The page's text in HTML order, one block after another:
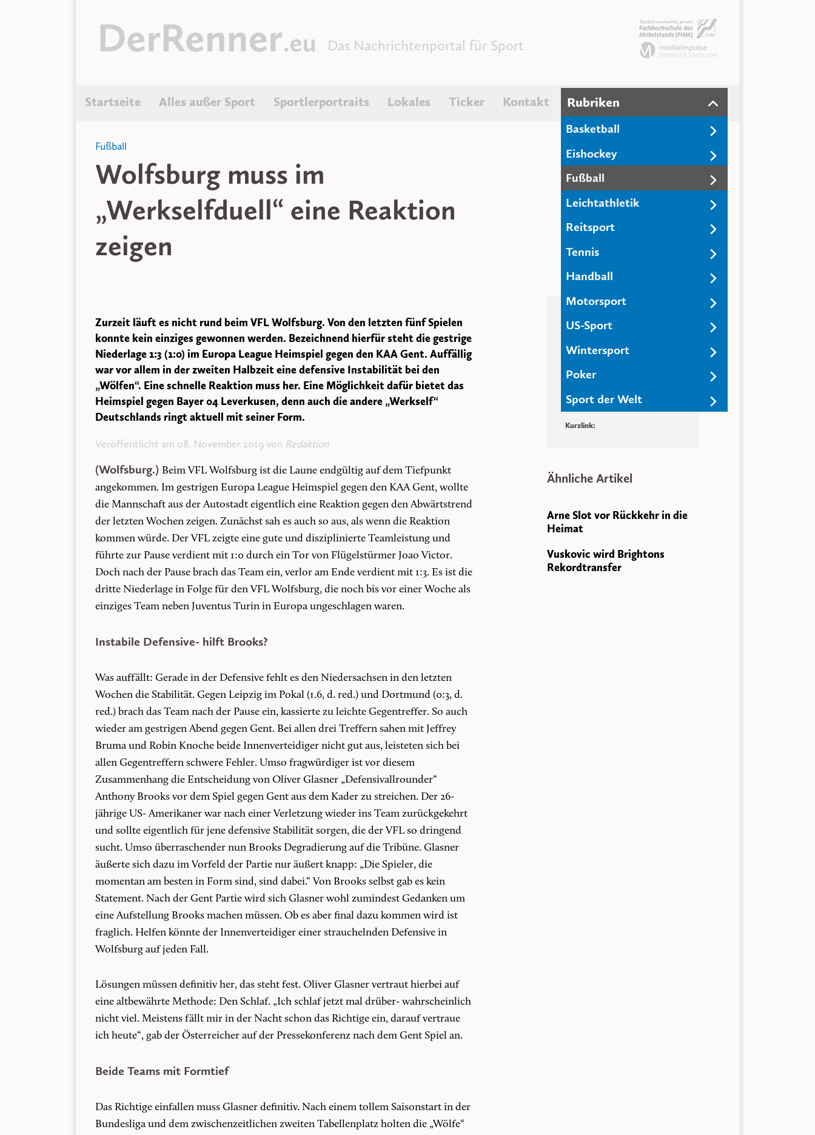
Das Nachrichtenportal für Sport
Startseite Alles außer Sport Sportlerportraits Lokales Ticker Kontakt Rubriken
Basketball
Eishockey
Fußball
Leichtathletik
Reitsport
Tennis
Handball
Motorsport
US-Sport
Wintersport
Poker
Sport der Welt
Fußball
Wolfsburg muss im
„Werkselfduell“ eine Reaktion
zeigen
Zurzeit läuft es nicht rund beim VFL Wolfsburg. Von den letzten fünf Spielen
konnte kein einziges gewonnen werden. Bezeichnend hierfür steht die gestrige
Niederlage 1:3 (1:0) im Europa League Heimspiel gegen den KAA Gent. Auffällig
war vor allem in der zweiten Halbzeit eine defensive Instabilität bei den
„Wölfen“. Eine schnelle Reaktion muss her. Eine Möglichkeit dafür bietet das
Heimspiel gegen Bayer 04 Leverkusen, denn auch die andere „Werkself“
Deutschlands ringt aktuell mit seiner Form.
Veröffentlicht am 08. November 2019 von Redaktion
(Wolfsburg.) Beim VFL Wolfsburg ist die Laune endgültig auf dem Tiefpunkt
angekommen. Im gestrigen Europa League Heimspiel gegen den KAA Gent, wollte
die Mannschaft aus der Autostadt eigentlich eine Reaktion gegen den Abwärtstrend
der letzten Wochen zeigen. Zunächst sah es auch so aus, als wenn die Reaktion
kommen würde. Der VFL zeigte eine gute und disziplinierte Teamleistung und
führte zur Pause verdient mit 1:0 durch ein Tor von Flügelstürmer Joao Victor.
Doch nach der Pause brach das Team ein, verlor am Ende verdient mit 1:3. Es ist die
dritte Niederlage in Folge für den VFL Wolfsburg, die noch bis vor einer Woche als
einziges Team neben Juventus Turin in Europa ungeschlagen waren.
Instabile Defensive- hilft Brooks?
Was auffällt: Gerade in der Defensive fehlt es den Niedersachsen in den letzten
Wochen die Stabilität. Gegen Leipzig im Pokal (1.6, d. red.) und Dortmund (0:3, d.
red.) brach das Team nach der Pause ein, kassierte zu leichte Gegentreffer. So auch
wieder am gestrigen Abend gegen Gent. Bei allen drei Treffern sahen mit Jeffrey
Bruma und Robin Knoche beide Innenverteidiger nicht gut aus, leisteten sich bei
allen Gegentreffern schwere Fehler. Umso fragwürdiger ist vor diesem
Zusammenhang die Entscheidung von Oliver Glasner „Defensivallrounder“
Anthony Brooks vor dem Spiel gegen Gent aus dem Kader zu streichen. Der 26-
jährige US- Amerikaner war nach einer Verletzung wieder ins Team zurückgekehrt
und sollte eigentlich für jene defensive Stabilität sorgen, die der VFL so dringend
sucht. Umso überraschender nun Brooks Degradierung auf die Tribüne. Glasner
äußerte sich dazu im Vorfeld der Partie nur äußert knapp: „Die Spieler, die
momentan am besten in Form sind, sind dabei.“ Von Brooks selbst gab es kein
Statement. Nach der Gent Partie wird sich Glasner wohl zumindest Gedanken um
eine Aufstellung Brooks machen müssen. Ob es aber final dazu kommen wird ist
fraglich. Helfen könnte der Innenverteidiger einer strauchelnden Defensive in
Wolfsburg auf jeden Fall.
Lösungen müssen definitiv her, das steht fest. Oliver Glasner vertraut hierbei auf
eine altbewährte Methode: Den Schlaf. „Ich schlaf jetzt mal drüber- wahrscheinlich
nicht viel. Meistens fällt mir in der Nacht schon das Richtige ein, darauf vertraue
ich heute“, gab der Österreicher auf der Pressekonferenz nach dem Gent Spiel an.
Beide Teams mit Formtief
Das Richtige einfallen muss Glasner definitiv. Nach einem tollem Saisonstart in der
Bundesliga und dem zwischenzeitlichen zweiten Tabellenplatz holten die „Wölfe“
Artikelinformationen
Datum: 08. November 2019
Veröffentlicht von:Redaktion
Teilen & Versenden
AufFacebookteilen
Auf Twitterteilen
Kurzlink:
Ähnliche Artikel
Arne Slot vor Rückkehr in die
Heimat
Vuskovic wird Brightons
Rekordtransfer